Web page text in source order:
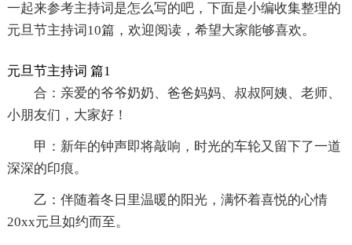
一起来参考主持词是怎么写的吧，下面是小编收集整理的
元旦节主持词10篇，欢迎阅读，希望大家能够喜欢。
元旦节主持词 篇1
合：亲爱的爷爷奶奶、爸爸妈妈、叔叔阿姨、老师、
小朋友们，大家好！
甲：新年的钟声即将敲响，时光的车轮又留下了一道
深深的印痕。
乙：伴随着冬日里温暖的阳光，满怀着喜悦的心情
20xx元旦如约而至。